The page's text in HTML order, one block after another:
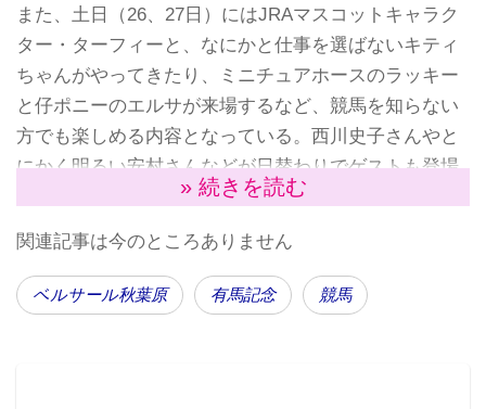
また、土日（26、27日）にはJRAマスコットキャラク
ター・ターフィーと、なにかと仕事を選ばないキティ
ちゃんがやってきたり、ミニチュアホースのラッキー
と仔ポニーのエルサが来場するなど、競馬を知らない
方でも楽しめる内容となっている。西川史子さんやと
にかく明るい安村さんなどが日替わりでゲストも登場
するので、気になる方は公式HPをチェックしておこ
ちなみに「有馬記念」当日（27日）には、有馬記念パ
ブリックビューイングも実施予定とのこと。
» 続きを読む
関連記事は今のところありません
ベルサール秋葉原 有馬記念 競馬